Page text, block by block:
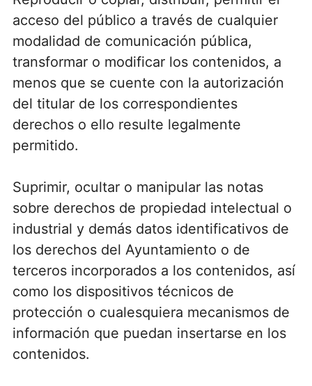
acceso del público a través de cualquier
modalidad de comunicación pública,
transformar o modificar los contenidos, a
menos que se cuente con la autorización
del titular de los correspondientes
derechos o ello resulte legalmente
permitido.
Suprimir, ocultar o manipular las notas
sobre derechos de propiedad intelectual o
industrial y demás datos identificativos de
los derechos del Ayuntamiento o de
terceros incorporados a los contenidos, así
como los dispositivos técnicos de
protección o cualesquiera mecanismos de
información que puedan insertarse en los
contenidos.